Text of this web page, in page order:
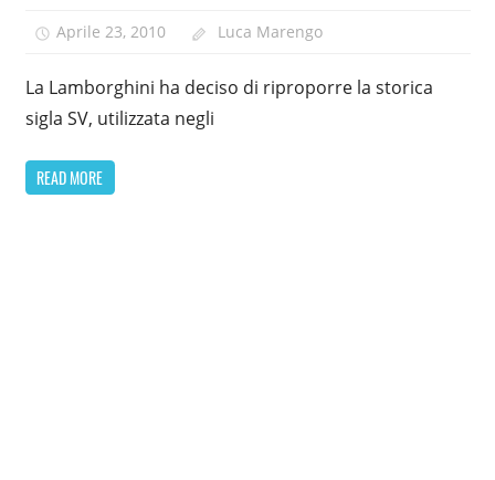
Aprile 23, 2010 Luca Marengo
La Lamborghini ha deciso di riproporre la storica
sigla SV, utilizzata negli
READ MORE